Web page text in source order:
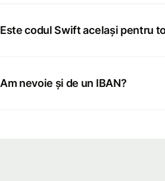
Este codul Swift același pentru
Am nevoie și de un IBAN?